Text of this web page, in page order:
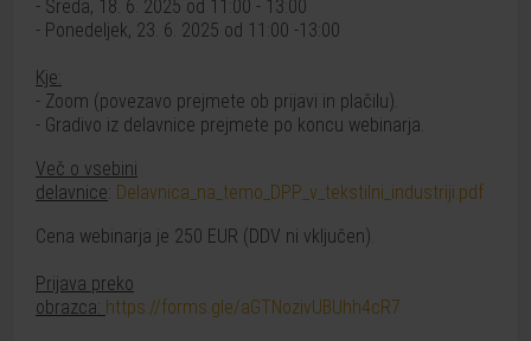
- Sreda, 18. 6. 2025 od 11:00 - 13:00
- Ponedeljek, 23. 6. 2025 od 11:00 -13:00
Kje:
- Zoom (povezavo prejmete ob prijavi in plačilu).
- Gradivo iz delavnice prejmete po koncu webinarja.
Več o vsebini
delavnice: Delavnica_na_temo_DPP_v_tekstilni_industriji.pdf
Cena webinarja je 250 EUR (DDV ni vključen).
Prijava preko
obrazca: https://forms.gle/aGTNozivUBUhh4cR7